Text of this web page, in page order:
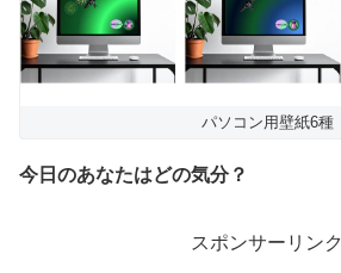
パソコン用壁紙6種
今日のあなたはどの気分？
スポンサーリンク